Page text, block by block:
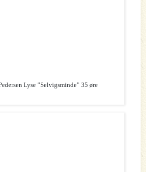
Lyse ”Selvigsminde” 35 øre